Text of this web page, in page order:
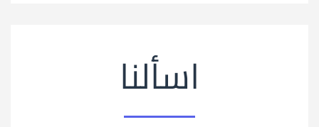
اسألنا